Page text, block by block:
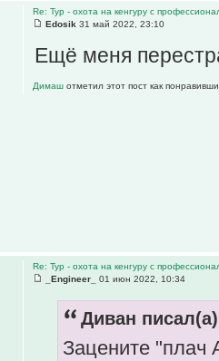
Re: Тур - охота на кенгуру с
Edosik 31 май 2022, 23:10
Ещё меня
Димаш отметил этот пост как
Re: Тур - охота на кенгуру с
_Engineer_
01 июн 2022, 10:34
Диван
Зацените "плач